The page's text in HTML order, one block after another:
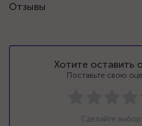
Отзывы
Хотите оставить
Поставьте свою
Сделайте выбор!